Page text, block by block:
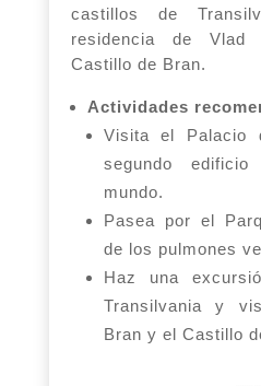
castillos de
residencia de Vlad
Castillo de Bran.
Actividades
Visita el Palacio
segundo
mundo.
Pasea por el
de los pulmones
Haz una
Transilvania y
Bran y el Castillo